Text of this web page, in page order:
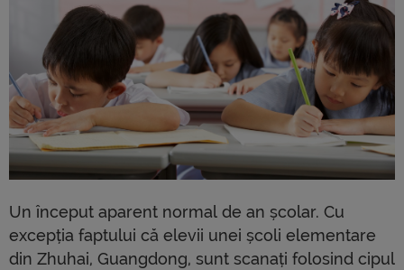
Un început aparent normal de an școlar. Cu
excepția faptului că elevii unei școli elementare
din Zhuhai, Guangdong, sunt scanați folosind cipul